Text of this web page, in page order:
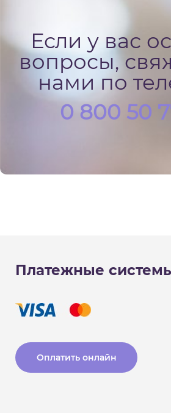
Если у вас
вопросы,
нами по
0 800 50
Платежные
Оплатить онлайн